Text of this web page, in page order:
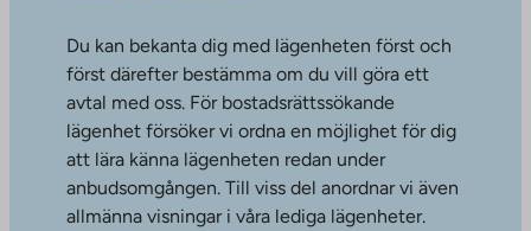
Du kan bekanta dig med lägenheten först och
först därefter bestämma om du vill göra ett
avtal med oss. För bostadsrättssökande
lägenhet försöker vi ordna en möjlighet för dig
att lära känna lägenheten redan under
anbudsomgången. Till viss del anordnar vi även
allmänna visningar i våra lediga lägenheter.